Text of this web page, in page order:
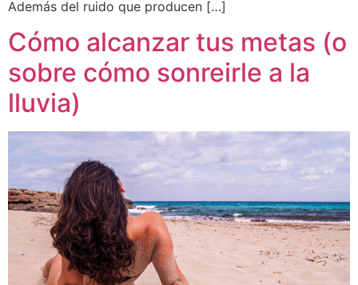
Además del ruido que producen […]
Cómo alcanzar tus metas (o
sobre cómo sonreirle a la
lluvia)